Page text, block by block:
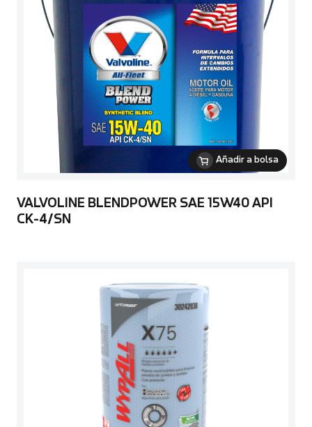
Añadir a bolsa
VALVOLINE BLENDPOWER SAE 15W40 API
CK-4/SN